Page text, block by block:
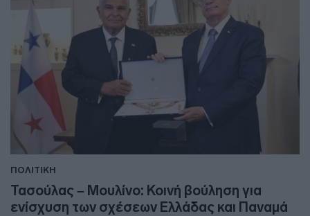
ΠΟΛΙΤΙΚΗ
Τασούλας – Μουλίνο: Κοινή βούληση για
ενίσχυση των σχέσεων Ελλάδας και Παναμά